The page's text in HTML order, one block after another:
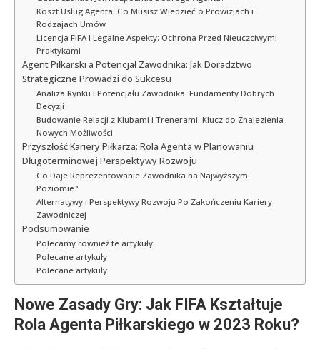
Koszt Usług Agenta: Co Musisz Wiedzieć o Prowizjach i
Rodzajach Umów
Licencja FIFA i Legalne Aspekty: Ochrona Przed Nieuczciwymi
Praktykami
Agent Piłkarski a Potencjał Zawodnika: Jak Doradztwo
Strategiczne Prowadzi do Sukcesu
Analiza Rynku i Potencjału Zawodnika: Fundamenty Dobrych
Decyzji
Budowanie Relacji z Klubami i Trenerami: Klucz do Znalezienia
Nowych Możliwości
Przyszłość Kariery Piłkarza: Rola Agenta w Planowaniu
Długoterminowej Perspektywy Rozwoju
Co Daje Reprezentowanie Zawodnika na Najwyższym
Poziomie?
Alternatywy i Perspektywy Rozwoju Po Zakończeniu Kariery
Zawodniczej
Podsumowanie
Polecamy również te artykuły:
Polecane artykuły
Polecane artykuły
Nowe Zasady Gry: Jak FIFA Kształtuje
Rola Agenta Piłkarskiego w 2023 Roku?